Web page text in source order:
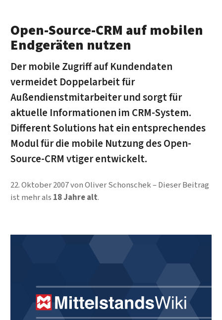
Open-Source-CRM auf mobilen
Endgeräten nutzen
Der mobile Zugriff auf Kundendaten
vermeidet Doppelarbeit für
Außendienstmitarbeiter und sorgt für
aktuelle Informationen im CRM-System.
Different Solutions hat ein entsprechendes
Modul für die mobile Nutzung des Open-
Source-CRM vtiger entwickelt.
22. Oktober 2007vonOliver Schonschek
Dieser Beitrag
ist mehr als 18 Jahre alt.